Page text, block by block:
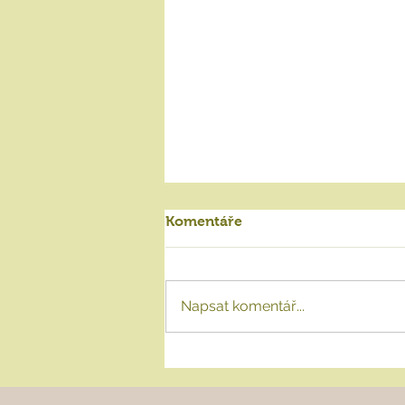
Komentáře
Napsat komentář...